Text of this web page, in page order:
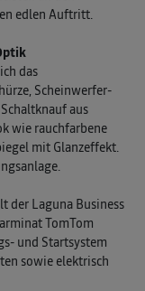
edlen Auftritt.
das
Scheinwerfer­
aus
wie rauchfarbene
mit Glanzeffekt.
der Laguna Business
TomTom
und Startsystem
sowie elektrisch